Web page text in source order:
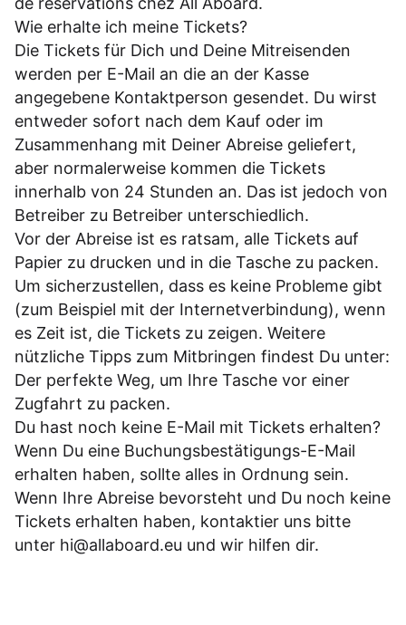
Wie erhalte ich meine Tickets?
Die Tickets für Dich und Deine Mitreisenden
werden per E-Mail an die an der Kasse
angegebene Kontaktperson gesendet. Du wirst
entweder sofort nach dem Kauf oder im
Zusammenhang mit Deiner Abreise geliefert,
aber normalerweise kommen die Tickets
innerhalb von 24 Stunden an. Das ist jedoch von
Betreiber zu Betreiber unterschiedlich.
Vor der Abreise ist es ratsam, alle Tickets auf
Papier zu drucken und in die Tasche zu packen.
Um sicherzustellen, dass es keine Probleme gibt
(zum Beispiel mit der Internetverbindung), wenn
es Zeit ist, die Tickets zu zeigen. Weitere
nützliche Tipps zum Mitbringen findest Du unter:
Der perfekte Weg, um Ihre Tasche vor einer
Zugfahrt zu packen.
Du hast noch keine E-Mail mit Tickets erhalten?
Wenn Du eine Buchungsbestätigungs-E-Mail
erhalten haben, sollte alles in Ordnung sein.
Wenn Ihre Abreise bevorsteht und Du noch keine
Tickets erhalten haben, kontaktier uns bitte
unter hi@allaboard.eu und wir hilfen dir.